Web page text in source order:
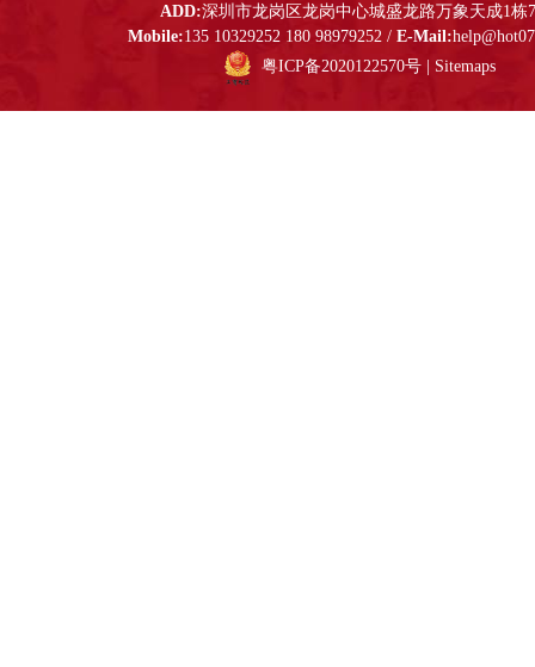
ADD:深圳市龙岗区龙岗中心城盛龙路万象天成1栋
Mobile:135 10329252 180 98979252 / E-Mail:
粤ICP备2020122570号| Sitemaps